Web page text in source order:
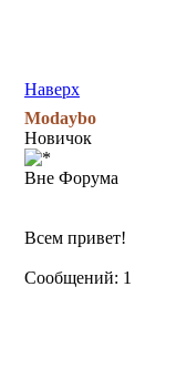
Наверх
Modaybo
Новичок
Вне Форума
Всем привет!
Сообщений: 1